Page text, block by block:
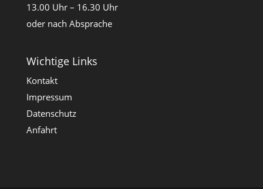
13.00 Uhr – 16.30 Uhr
oder nach Absprache
Wichtige Links
Kontakt
Impressum
Datenschutz
Anfahrt